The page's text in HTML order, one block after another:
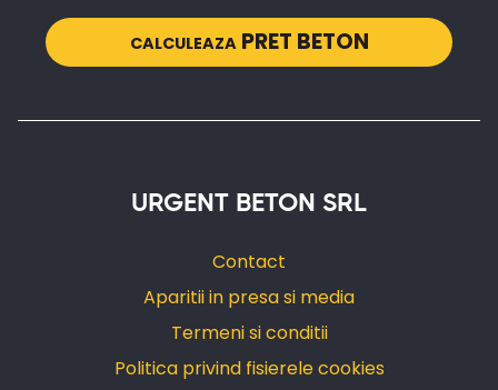
CALCULEAZAPRET BETON
URGENT BETON SRL
Contact
Aparitii in presa si media
Termeni si conditii
Politica privind fisierele cookies